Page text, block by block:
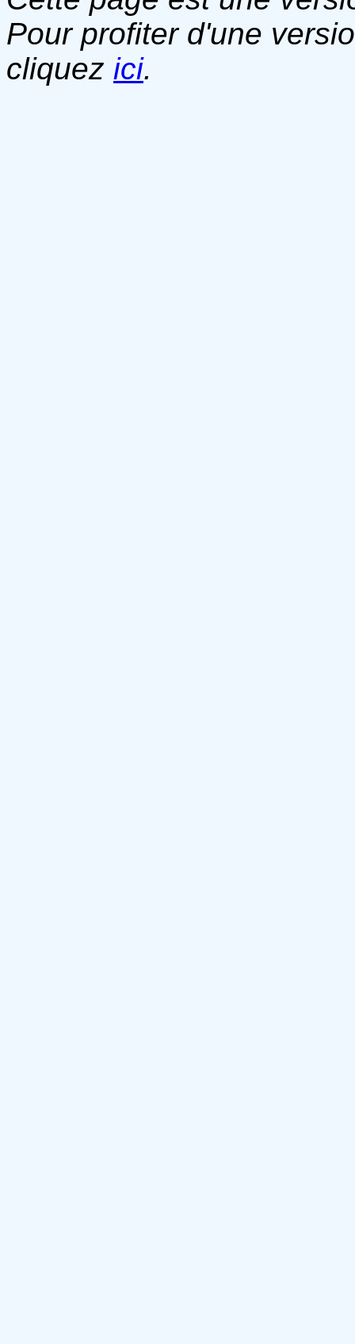
Pour profiter d'une
cliquez ici.